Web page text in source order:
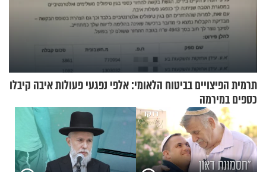
תרמית הפיצויים בביטוח הלאומי: אלפי נפגעי פעולות איבה קיבלו
כספים במירמה